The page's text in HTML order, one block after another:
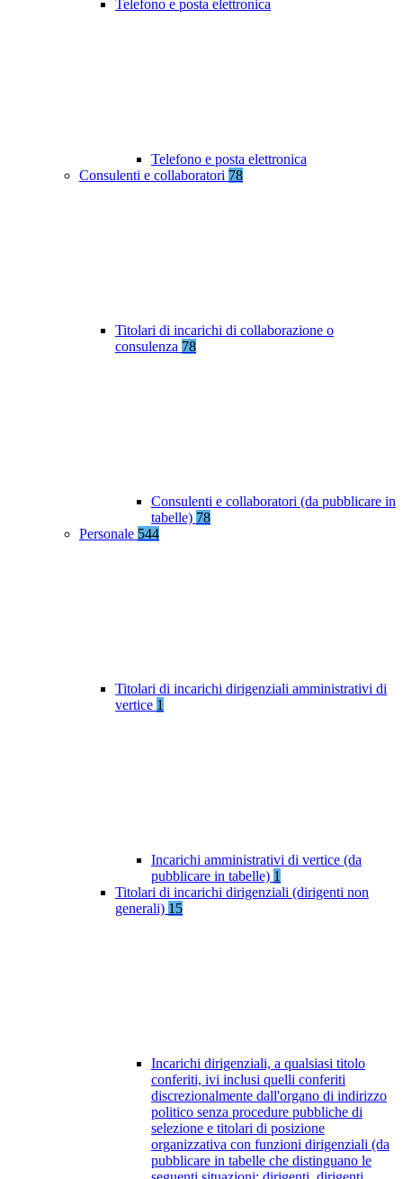
Telefono e posta elettronica
Telefono e posta elettronica
Consulenti e collaboratori 78
Titolari di incarichi di collaborazione o
consulenza 78
Consulenti e collaboratori (da pubblicare in
tabelle) 78
Personale 544
Titolari di incarichi dirigenziali amministrativi di
vertice 1
Incarichi amministrativi di vertice (da
pubblicare in tabelle) 1
Titolari di incarichi dirigenziali (dirigenti non
generali) 15
Incarichi dirigenziali, a qualsiasi titolo
conferiti, ivi inclusi quelli conferiti
discrezionalmente dall'organo di indirizzo
politico senza procedure pubbliche di
selezione e titolari di posizione
organizzativa con funzioni dirigenziali (da
pubblicare in tabelle che distinguano le